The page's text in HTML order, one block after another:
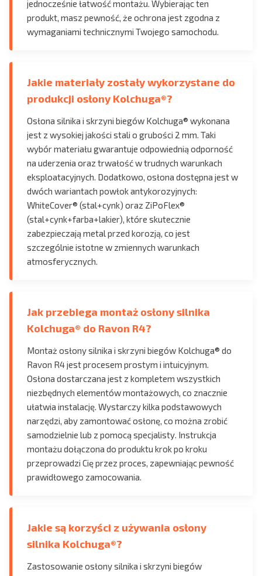
jednocześnie łatwość montażu. Wybierając ten
produkt, masz pewność, że ochrona jest zgodna z
wymaganiami technicznymi Twojego samochodu.
Jakie materiały zostały wykorzystane do
produkcji osłony Kolchuga®?
Osłona silnika i skrzyni biegów Kolchuga® wykonana
jest z wysokiej jakości stali o grubości 2 mm. Taki
wybór materiału gwarantuje odpowiednią odporność
na uderzenia oraz trwałość w trudnych warunkach
eksploatacyjnych. Dodatkowo, osłona dostępna jest w
dwóch wariantach powłok antykorozyjnych:
WhiteCover® (stal+cynk) oraz ZiPoFlex®
(stal+cynk+farba+lakier), które skutecznie
zabezpieczają metal przed korozją, co jest
szczególnie istotne w zmiennych warunkach
atmosferycznych.
Jak przebiega montaż osłony silnika
Kolchuga® do Ravon R4?
Montaż osłony silnika i skrzyni biegów Kolchuga® do
Ravon R4 jest procesem prostym i intuicyjnym.
Osłona dostarczana jest z kompletem wszystkich
niezbędnych elementów montażowych, co znacznie
ułatwia instalację. Wystarczy kilka podstawowych
narzędzi, aby zamontować osłonę, co można zrobić
samodzielnie lub z pomocą specjalisty. Instrukcja
montażu dołączona do produktu krok po kroku
przeprowadzi Cię przez proces, zapewniając pewność
prawidłowego zamocowania.
Jakie są korzyści z używania osłony
silnika Kolchuga®?
Zastosowanie osłony silnika i skrzyni biegów